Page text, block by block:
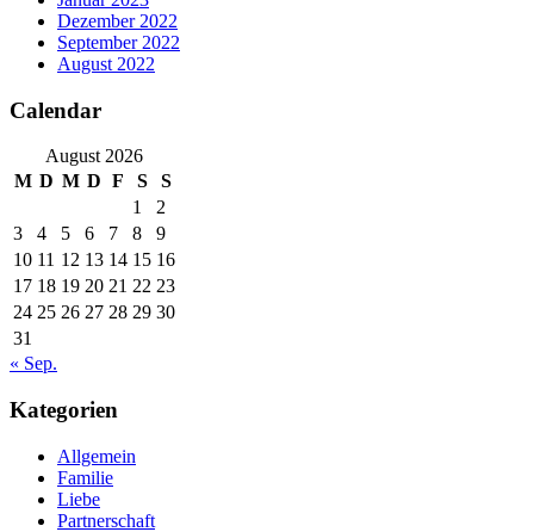
Dezember 2022
September 2022
August 2022
Calendar
August 2026
M D M D F S
S
1
2
3
4 5 6 7 8
9
10 11 12 13 14 15 16
17 18 19 20 21 22 23
24 25 26 27 28 29 30
31
« Sep.
Kategorien
Allgemein
Familie
Liebe
Partnerschaft